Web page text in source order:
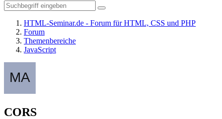
HTML-Seminar.de - Forum für HTML, CSS und PHP
Forum
Themenbereiche
JavaScript
CORS